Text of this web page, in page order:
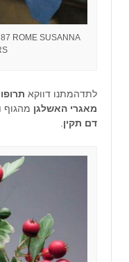
ROME SUSANNA
לתדהמתנו דווקא
מאגרי האשלגן מהגוף
דם תקין